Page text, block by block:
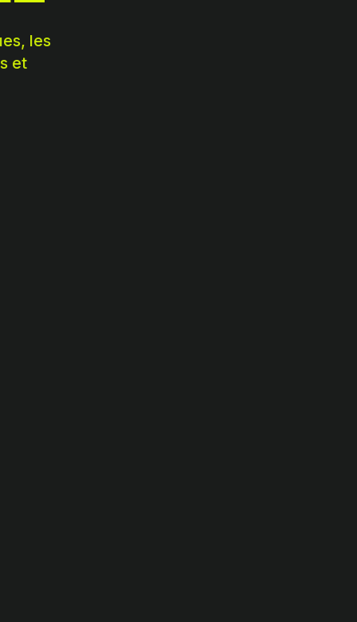
les
et